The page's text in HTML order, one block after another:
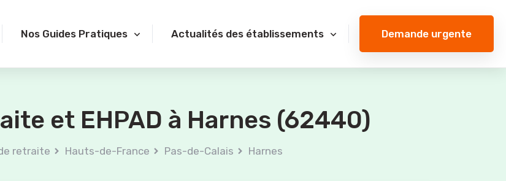
Nos Guides Pratiques Actualités des établissements Demande urgente
et EHPAD à Harnes (62440)
retraite Hauts-de-France Pas-de-Calais Harnes